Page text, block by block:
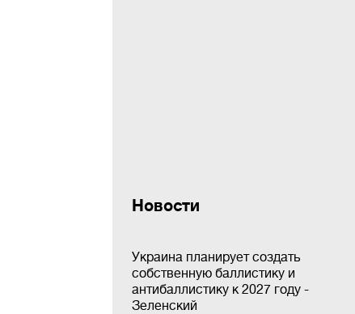
Новости
Украина планирует создать
собственную баллистику и
антибаллистику к 2027 году -
Зеленский